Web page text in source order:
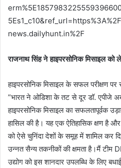
news.dailyhunt.in%2F
राजनाथ सिंह ने हाइपरसोनिक मिसाइल को
हाइपरसोनिक मिसाइल के सफल परीक्षण पर
”भारत ने ओडिशा के तट से दूर डॉ. एपीजे
हाइपरसोनिक मिसाइल का सफलतापूर्वक
हासिल की है। यह एक ऐतिहासिक क्षण है
को ऐसे चुनिंदा देशों के समूह में शामिल कर
उन्नत सैन्य तकनीकों की क्षमता है।मैं
उद्योग को इस शानदार उपलब्धि के लिए